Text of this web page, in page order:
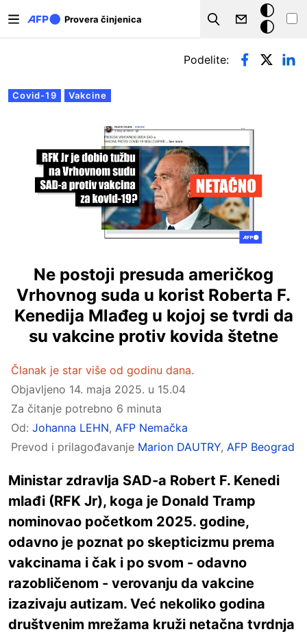
Provera činjenica
Search
Tamna
pozadina
Примарни табови
Covid-19 Vakcine
Podelite:
Ne postoji presuda američkog
Vrhovnog suda u korist Roberta F.
Kenedija Mlađeg u kojoj se tvrdi da
su vakcine protiv kovida štetne
Članak je star više od godinu dana.
Objavljeno 14. maja 2025. u 15.04
Za čitanje potrebno 6 minuta
Od: Johanna LEHN, AFP Nemačka
Prevod i prilagođavanje Marion DAUTRY, AFP Beograd
Ministar zdravlja SAD-a Robert F. Kenedi
mlađi (RFK Jr), koga je Donald Tramp
nominovao početkom 2025. godine,
odavno je poznat po skepticizmu prema
vakcinama i čak i po svom - odavno
razobličenom - verovanju da vakcine
izazivaju autizam. Već nekoliko godina
društvenim mrežama kruži netačna tvrdnja